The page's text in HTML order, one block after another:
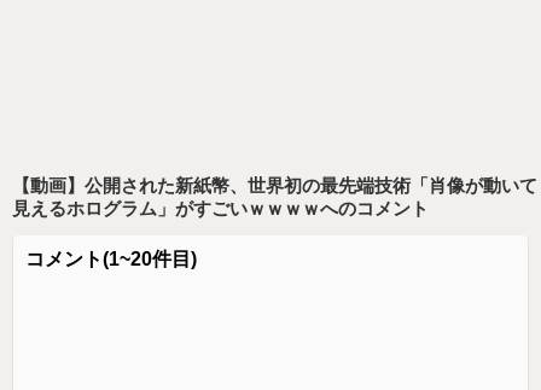
【動画】公開された新紙幣、世界初の最先端技術「肖像が動いて
見えるホログラム」がすごいｗｗｗｗへのコメント
コメント(1~20件目)